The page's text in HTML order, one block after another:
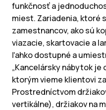
funkčnosť a
miest. Zariadenia, ktoré
zamestnancov, ako sú
viazacie, skartovacie a
ľahko dostupné a
„Kancelársky nábytok je
ktorým vieme klientovi
Prostredníctvom
vertikálne), držiakov na